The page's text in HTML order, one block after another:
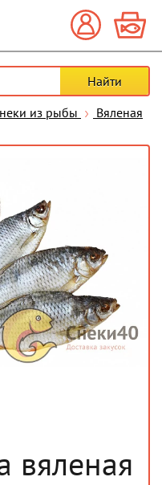
из рыбы
Вяленая
вяленая